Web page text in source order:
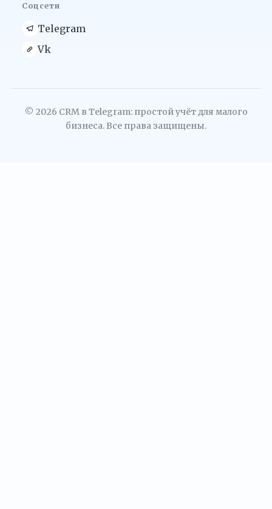
Соцсети
Telegram
Vk
© 2026 CRM в Telegram: простой учёт для малого
бизнеса. Все права защищены.